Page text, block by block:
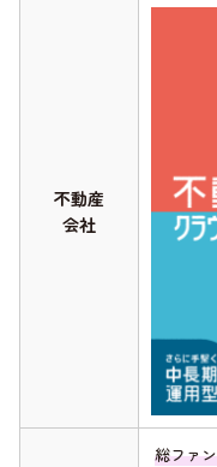
不動産
会社
総ファ